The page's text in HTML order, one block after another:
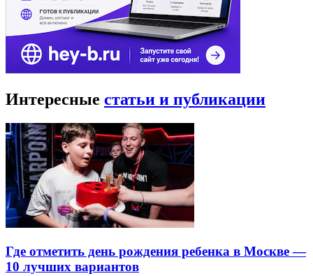
Интересные статьи и публикации
Где отметить день рождения ребенка в Москве —
10 лучших вариантов